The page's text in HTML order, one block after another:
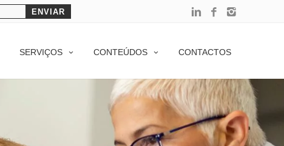
SERVIÇOS CONTEÚDOS CONTACTOS